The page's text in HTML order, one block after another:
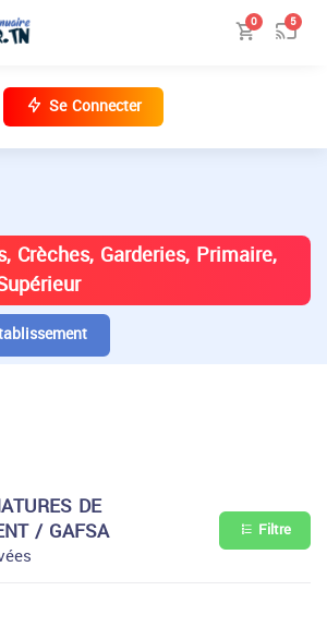
0 5
Se Connecter
Crèches, Garderies, Primaire,
DE
/ GAFSA Filtre